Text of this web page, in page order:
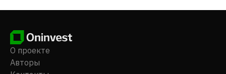
тромбоцитопенической пурпуры и подавления
профилактики рецидивов гепатита В при
трансплантации печени и постконтактной
профилактики; VARIZIG для постконтактной
профилактики ветряной оспы; и GLASSIA для
О проекте
Авторы